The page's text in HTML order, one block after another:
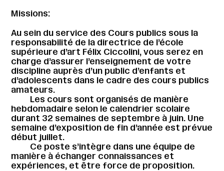
Missions:
Au sein du service des Cours publics sous la
responsabilité de la directrice de l’école
supérieure d’art Félix Ciccolini, vous serez en
charge d’assurer l’enseignement de votre
discipline auprès d’un public d’enfants et
d’adolescents dans le cadre des cours publics
amateurs.
Les cours sont organisés de manière
hebdomadaire selon le calendrier scolaire
durant 32 semaines de septembre à juin. Une
semaine d’exposition de fin d’année est prévue
début juillet.
Ce poste s’intègre dans une équipe de
manière à échanger connaissances et
expériences, et être force de proposition.